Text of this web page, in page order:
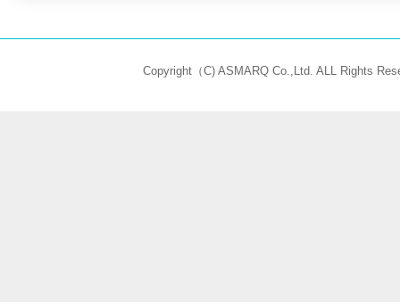
Copyright（C) ASMARQ Co.,Ltd. ALL Rights